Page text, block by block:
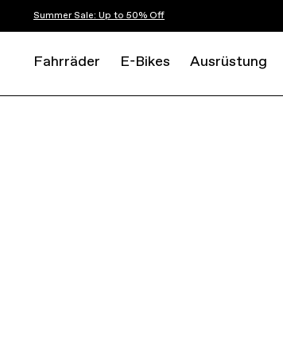
Summer Sale: Up to 50% Off
Fahrräder E-Bikes Ausrüstung